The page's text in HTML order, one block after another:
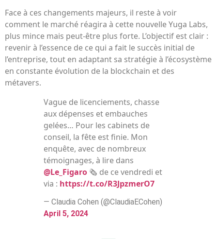
Face à ces changements majeurs, il reste à voir
comment le marché réagira à cette nouvelle Yuga Labs,
plus mince mais peut-être plus forte. L’objectif est clair :
revenir à l’essence de ce qui a fait le succès initial de
l’entreprise, tout en adaptant sa stratégie à l’écosystème
en constante évolution de la blockchain et des
métavers.
Vague de licenciements, chasse
aux dépenses et embauches
gelées… Pour les cabinets de
conseil, la fête est finie. Mon
enquête, avec de nombreux
témoignages, à lire dans
@Le_Figaro 🗞️ de ce vendredi et
via : https://t.co/R3JpzmerO7
— Claudia Cohen (@ClaudiaECohen)
April 5, 2024